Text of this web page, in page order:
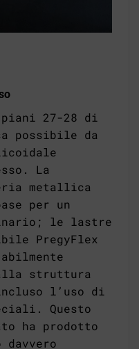
27-28 di
possibile da
La
metallica
per un
le lastre
PregyFlex
struttura
l’uso di
Questo
ha prodotto